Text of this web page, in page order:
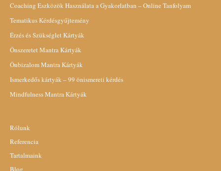
Coaching Eszközök Használata a Gyakorlatban – Online Tanfolyam
Tematikus Kérdésgyűjtemény
Érzés és Szükséglet Kártyák
Önszeretet Mantra Kártyák
Önbizalom Mantra Kártyák
Ismerkedős kártyák – 99 önismereti kérdés
Mindfulness Mantra Kártyák
Rólunk
Referencia
Tartalmaink
Blog